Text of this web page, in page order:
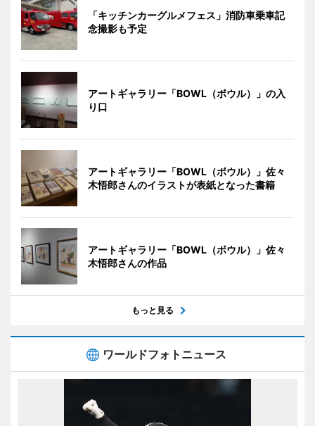
「キッチンカーグルメフェス」消防車乗車記
念撮影も予定
アートギャラリー「BOWL（ボウル）」の入
り口
アートギャラリー「BOWL（ボウル）」佐々
木悟郎さんのイラストが表紙となった書籍
アートギャラリー「BOWL（ボウル）」佐々
木悟郎さんの作品
もっと見る
ワールドフォトニュース